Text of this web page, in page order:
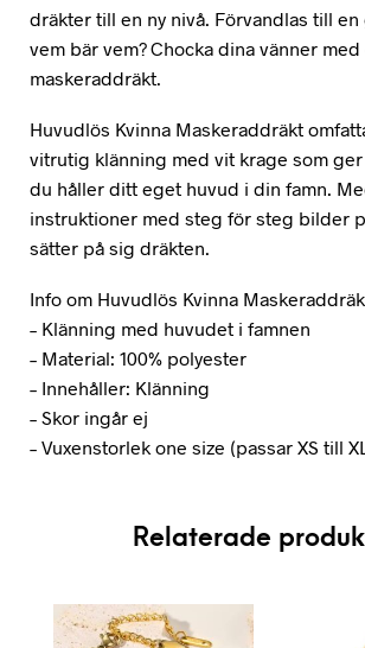
dräkter till en ny nivå. Förvandlas till en
vem bär vem? Chocka dina vänner
maskeraddräkt.
Huvudlös Kvinna Maskeraddräkt
vitrutig klänning med vit krage som
du håller ditt eget huvud i din famn.
instruktioner med steg för steg bilder
sätter på sig dräkten.
Info om Huvudlös Kvinna
– Klänning med huvudet i famnen
– Material: 100% polyester
– Innehåller: Klänning
– Skor ingår ej
– Vuxenstorlek one size (passar XS till
Relaterade